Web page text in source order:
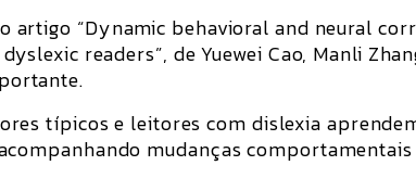
artigo “Dynamic behavioral and neural
readers”, deYuewei Cao, Manli
típicos e leitores com dislexia
mudanças